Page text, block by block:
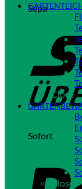
Sepa
Sofort
Close
Close